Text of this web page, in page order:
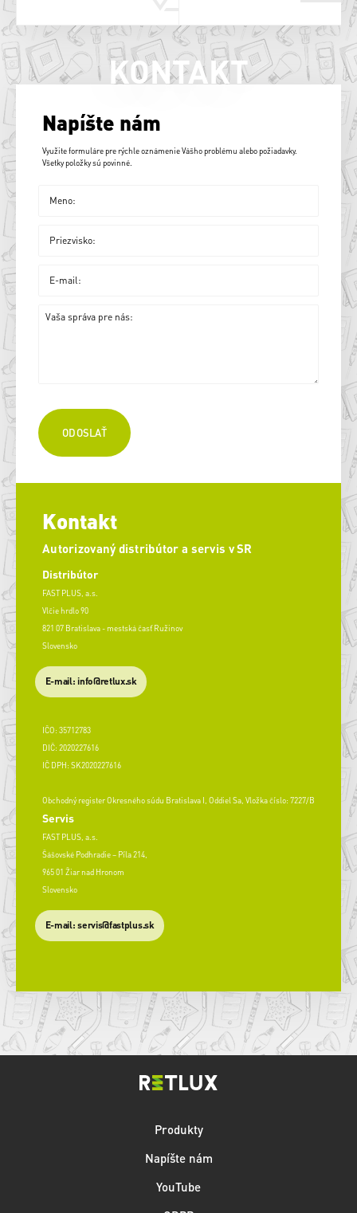
KONTAKT
Napíšte nám
Využite formuláre pre rýchle oznámenie Vášho problému alebo požiadavky.
Všetky položky sú povinné.
Kontakt
Autorizovaný distribútor a servis v SR
Distribútor
FAST PLUS, a.s.
Vlčie hrdlo 90
821 07 Bratislava - mestská časť Ružinov
Slovensko
E-mail: info@retlux.sk
IČO: 35712783
DIČ: 2020227616
IČ DPH: SK2020227616
Obchodný register Okresného súdu Bratislava I, Oddiel Sa, Vložka číslo: 7227/B
Servis
FAST PLUS, a.s.
Šášovské Podhradie – Píla 214,
965 01 Žiar nad Hronom
Slovensko
​E-mail: servis@fastplus.sk
Produkty
Napíšte nám
YouTube